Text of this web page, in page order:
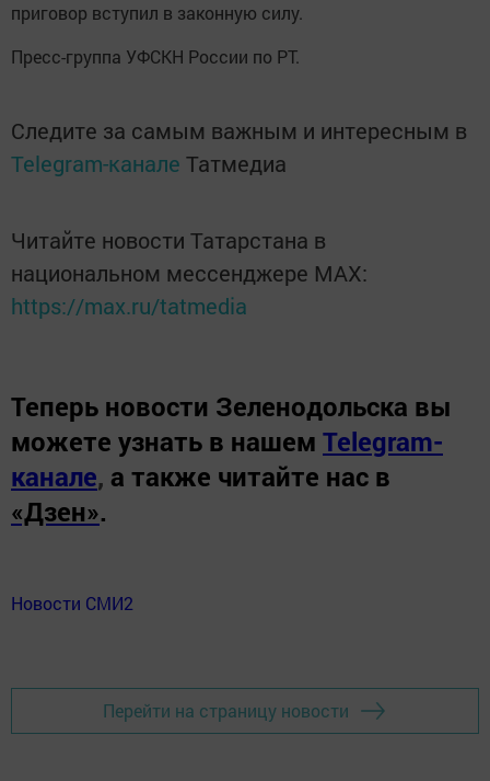
приговор вступил в законную силу.
Пресс-группа УФСКН России по РТ.
Следите за самым важным и интересным в
Telegram-канале Татмедиа
Читайте новости Татарстана в
национальном мессенджере MАХ:
https://max.ru/tatmedia
Теперь новости Зеленодольска вы
можете узнать в нашем Telegram-
канале, а также читайте нас в
«Дзен».
Новости СМИ2
Перейти на страницу новости